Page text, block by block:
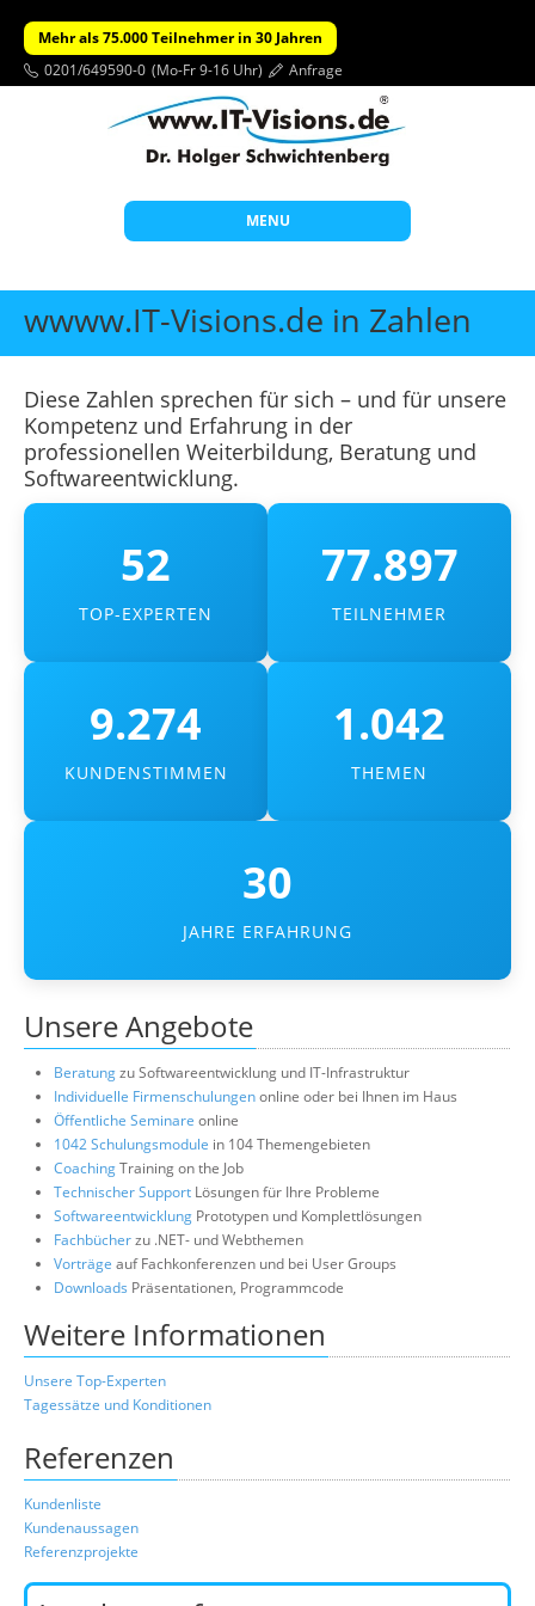
Mehr als 75.000 Teilnehmer in 30 Jahren
0201/649590-0 (Mo-Fr 9-16 Uhr) Anfrage
MENU
Start
Themen
Individuelle Schulungen
Offene Seminare
Wissen
Über uns
wwww.IT-Visions.de in Zahlen
Diese Zahlen sprechen für sich – und für unsere
Kompetenz und Erfahrung in der
professionellen Weiterbildung, Beratung und
Softwareentwicklung.
52
TOP-EXPERTEN
77.897
TEILNEHMER
9.274
KUNDENSTIMMEN
1.042
THEMEN
30
JAHRE ERFAHRUNG
Unsere Angebote
Beratungzu Softwareentwicklung und IT-Infrastruktur
Individuelle Firmenschulungenonline oder bei Ihnen im Haus
Öffentliche Seminare online
1042 Schulungsmodule in 104 Themengebieten
CoachingTraining on the Job
Technischer Support Lösungen für Ihre Probleme
Softwareentwicklung Prototypen und Komplettlösungen
Fachbücherzu .NET- und Webthemen
Vorträge auf Fachkonferenzen und bei User Groups
Downloads Präsentationen, Programmcode
Weitere Informationen
Unsere Top-Experten
Tagessätze und Konditionen
Referenzen
Kundenliste
Kundenaussagen
Referenzprojekte